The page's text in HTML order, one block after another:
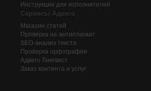
Инструкции для исполнителей
Сервисы Адвего
Магазин статей
Проверка на антиплагиат
SEO-анализ текста
Проверка орфографии
Адвего Лингвист
Заказ контента и услуг